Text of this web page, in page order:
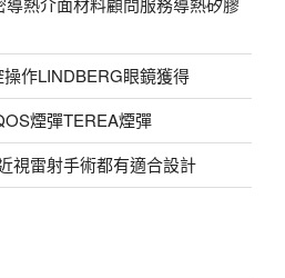
作LINDBERG眼鏡獲得
煙彈TEREA煙彈
視雷射手術都有適合設計